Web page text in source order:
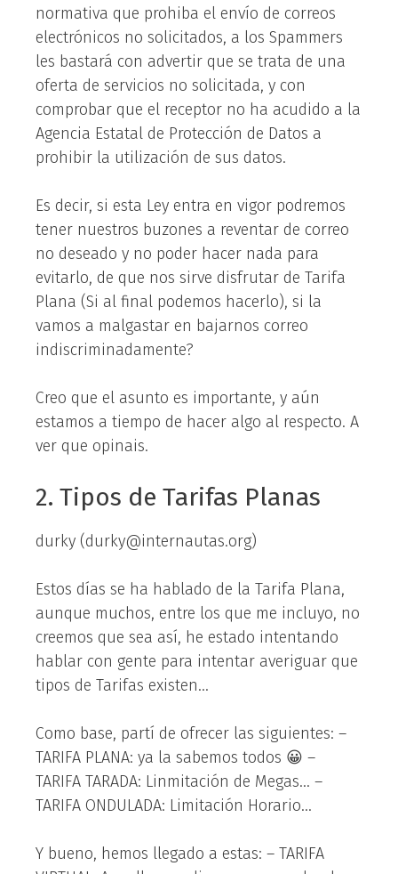
normativa que prohiba el envío de correos
electrónicos no solicitados, a los Spammers
les bastará con advertir que se trata de una
oferta de servicios no solicitada, y con
comprobar que el receptor no ha acudido a la
Agencia Estatal de Protección de Datos a
prohibir la utilización de sus datos.
Es decir, si esta Ley entra en vigor podremos
tener nuestros buzones a reventar de correo
no deseado y no poder hacer nada para
evitarlo, de que nos sirve disfrutar de Tarifa
Plana (Si al final podemos hacerlo), si la
vamos a malgastar en bajarnos correo
indiscriminadamente?
Creo que el asunto es importante, y aún
estamos a tiempo de hacer algo al respecto. A
ver que opinais.
2. Tipos de Tarifas Planas
durky (durky@internautas.org)
Estos días se ha hablado de la Tarifa Plana,
aunque muchos, entre los que me incluyo, no
creemos que sea así, he estado intentando
hablar con gente para intentar averiguar que
tipos de Tarifas existen…
Como base, partí de ofrecer las siguientes: –
TARIFA PLANA: ya la sabemos todos 😀 –
TARIFA TARADA: Linmitación de Megas… –
TARIFA ONDULADA: Limitación Horario…
Y bueno, hemos llegado a estas: – TARIFA